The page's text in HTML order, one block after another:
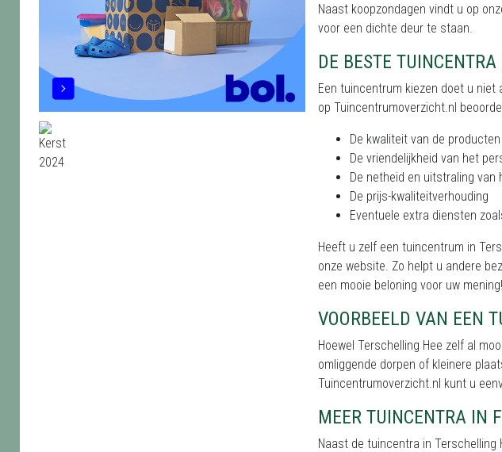
Naast koopzondagen vindt u op
voor een dichte deur te staan.
DE BESTE
Een tuincentrum kiezen doet u niet
op Tuincentrumoverzicht.nl
De kwaliteit van de producten
De vriendelijkheid van het
De netheid en uitstraling van
De prijs-kwaliteitverhouding
Eventuele extra diensten
Heeft u zelf een tuincentrum in
onze website. Zo helpt u andere
een mooie beloning voor uw mening!
VOORBEELD VAN EEN
Hoewel Terschelling Hee zelf al
omliggende dorpen of kleinere
Tuincentrumoverzicht.nl kunt u
MEER TUINCENTRA IN
Naast de tuincentra in